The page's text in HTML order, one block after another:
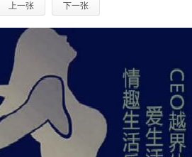
上一张 下一张